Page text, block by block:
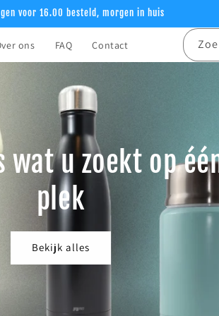
voor 16.00 besteld, morgen in huis
ons FAQ Contact
wat u zoekt op
plek
Bekijk alles